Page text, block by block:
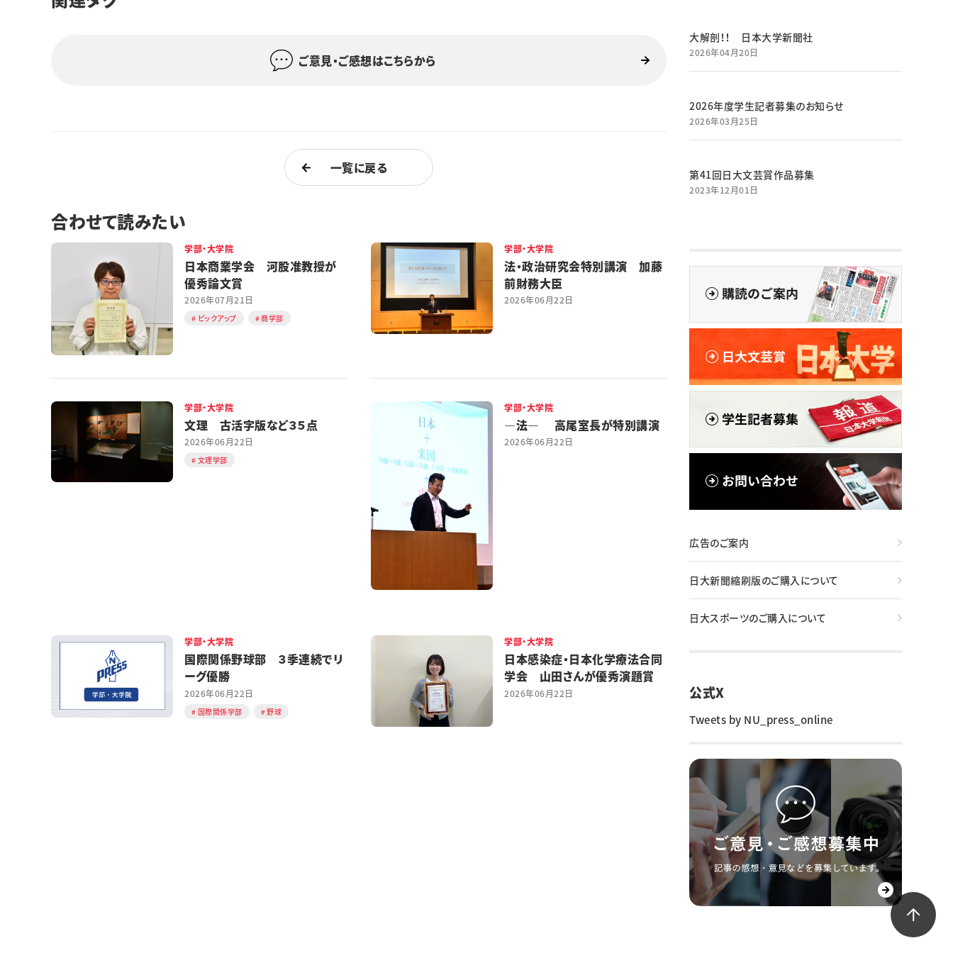
ご意見・ご感想はこちらから
一覧に戻る
合わせて読みたい
学部・大学院
日本商業学会 河股准教授が
優秀論文賞
2026年07月21日
ピックアップ 商学部
学部・大学院
法・政治研究会特別講演 加藤
前財務大臣
2026年06月22日
学部・大学院
文理 古活字版など３５点
2026年06月22日
文理学部
学部・大学院
―法― 高尾室長が特別講演
2026年06月22日
学部・大学院
国際関係野球部 ３季連続でリ
ーグ優勝
2026年06月22日
国際関係学部 野球
学部・大学院
日本感染症・日本化学療法合同
学会 山田さんが優秀演題賞
2026年06月22日
大解剖！！ 日本大学新聞社
2026年04月20日
2026年度学生記者募集のお知らせ
2026年03月25日
第41回日大文芸賞作品募集
2023年12月01日
広告のご案内
日大新聞縮刷版のご購入について
日大スポーツのご購入について
公式X
Tweets by NU_press_online